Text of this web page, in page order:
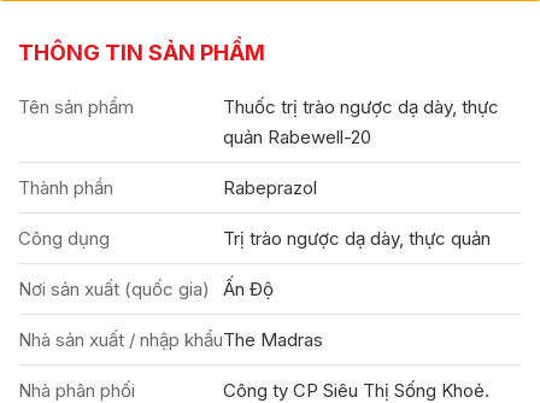
THÔNG TIN SẢN PHẨM
Tên sản phẩm
Thuốc trị trào ngược dạ dày, thực
quản Rabewell-20
Thành phần Rabeprazol
Công dụng Trị trào ngược dạ dày, thực quản
Nơi sản xuất (quốc gia) Ấn Độ
Nhà sản xuất / nhập khẩuThe Madras
Nhà phân phối Công ty CP Siêu Thị Sống Khoẻ.